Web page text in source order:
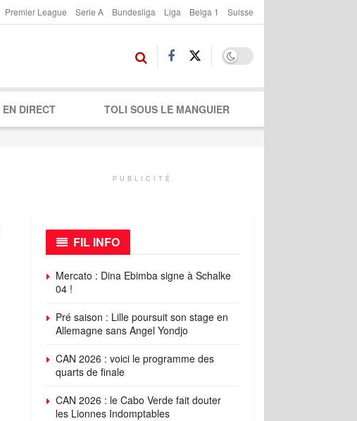
Premier League Serie A Bundesliga Liga Belga 1 Suisse
EN DIRECT TOLI SOUS LE MANGUIER
PUBLICITÉ
FIL INFO
Mercato : Dina Ebimba signe à Schalke
04 !
Pré saison : Lille poursuit son stage en
Allemagne sans Angel Yondjo
CAN 2026 : voici le programme des
quarts de finale
CAN 2026 : le Cabo Verde fait douter
les Lionnes Indomptables